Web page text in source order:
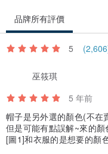
品牌所有評價
5
巫筱琪
5 年前
帽子是另外選的顏色(不在
但是可能有點誤解~來的顏
[圖1]和衣服的是想要的顏